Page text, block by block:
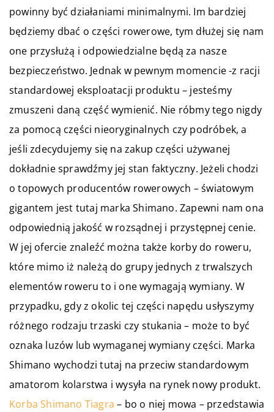
powinny być działaniami minimalnymi. Im bardziej
będziemy dbać o części rowerowe, tym dłużej się nam
one przysłużą i odpowiedzialne będą za nasze
bezpieczeństwo. Jednak w pewnym momencie -z racji
standardowej eksploatacji produktu – jesteśmy
zmuszeni daną część wymienić. Nie róbmy tego nigdy
za pomocą części nieoryginalnych czy podróbek, a
jeśli zdecydujemy się na zakup części używanej
dokładnie sprawdźmy jej stan faktyczny. Jeżeli chodzi
o topowych producentów rowerowych – światowym
gigantem jest tutaj marka Shimano. Zapewni nam ona
odpowiednią jakość w rozsądnej i przystępnej cenie.
W jej ofercie znaleźć można także korby do roweru,
które mimo iż należą do grupy jednych z trwalszych
elementów roweru to i one wymagają wymiany. W
przypadku, gdy z okolic tej części napędu usłyszymy
różnego rodzaju trzaski czy stukania – może to być
oznaka luzów lub wymaganej wymiany części. Marka
Shimano wychodzi tutaj na przeciw standardowym
amatorom kolarstwa i wysyła na rynek nowy produkt.
Korba Shimano Tiagra – bo o niej mowa – przedstawia